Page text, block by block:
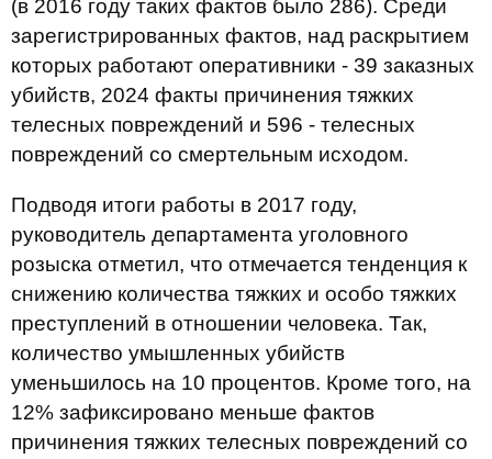
(в 2016 году таких фактов было 286). Среди
зарегистрированных фактов, над раскрытием
которых работают оперативники - 39 заказных
убийств, 2024 факты причинения тяжких
телесных повреждений и 596 - телесных
повреждений со смертельным исходом.
Подводя итоги работы в 2017 году,
руководитель департамента уголовного
розыска отметил, что отмечается тенденция к
снижению количества тяжких и особо тяжких
преступлений в отношении человека. Так,
количество умышленных убийств
уменьшилось на 10 процентов. Кроме того, на
12% зафиксировано меньше фактов
причинения тяжких телесных повреждений со